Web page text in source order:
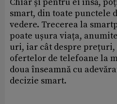
Chiar și pentru ei însă,
smart, din toate punctele
vedere. Trecerea la
poate ușura viața,
uri, iar cât despre prețuri,
ofertelor de telefoane la
doua înseamnă cu
decizie smart.